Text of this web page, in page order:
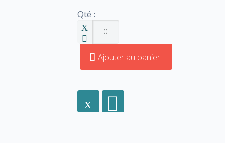
Qté :
Ajouter au panier